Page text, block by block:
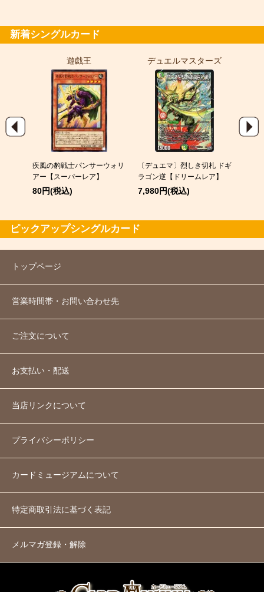
新着シングルカード
遊戯王
疾風の豹戦士パンサーウォリ
アー【スーパーレア】
80円(税込)
デュエルマスターズ
〔デュエマ〕烈しき切札 ドギ
ラゴン逆【ドリームレア】
7,980円(税込)
ピックアップシングルカード
トップページ
営業時間帯・お問い合わせ先
ご注文について
お支払い・配送
当店リンクについて
プライバシーポリシー
カードミュージアムについて
特定商取引法に基づく表記
メルマガ登録・解除